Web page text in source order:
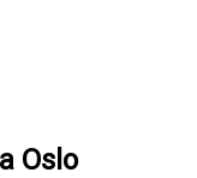
Oslo